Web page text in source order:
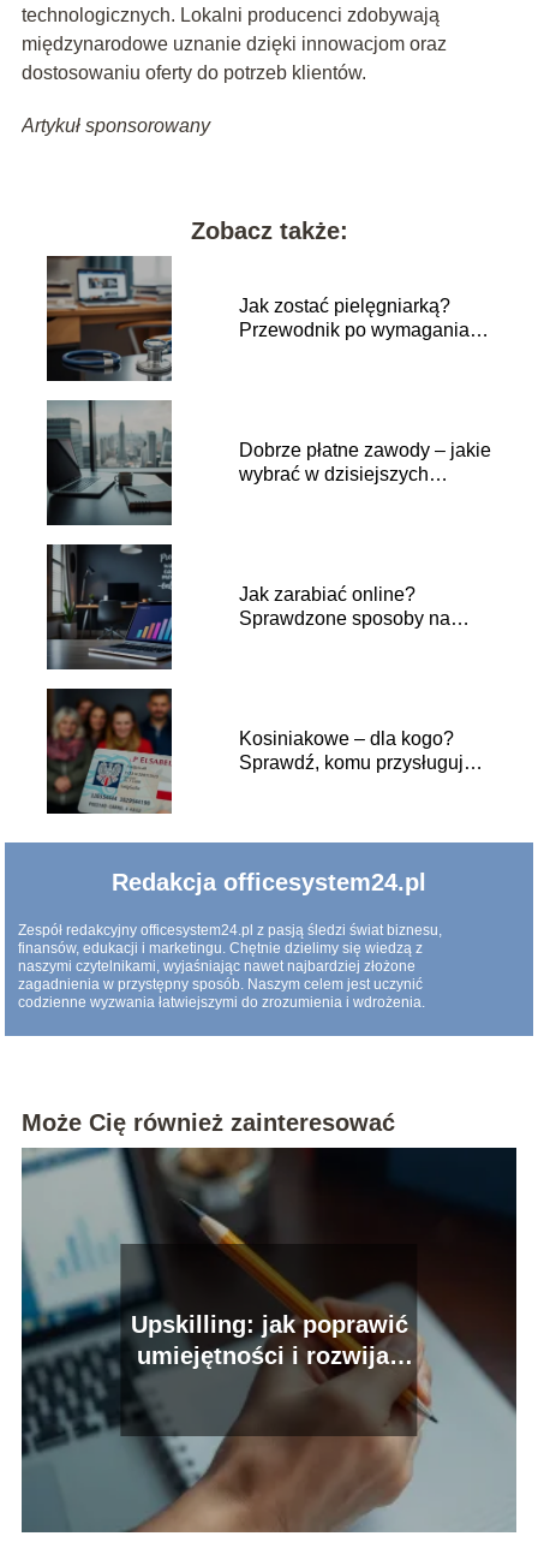
technologicznych. Lokalni producenci zdobywają
międzynarodowe uznanie dzięki innowacjom oraz
dostosowaniu oferty do potrzeb klientów.
Artykuł sponsorowany
Zobacz także:
Jak zostać pielęgniarką?
Przewodnik po wymaganiach
Dobrze płatne zawody – jakie
wybrać w dzisiejszych
Jak zarabiać online?
Sprawdzone sposoby na
Kosiniakowe – dla kogo?
Sprawdź, komu przysługuje
Redakcja officesystem24.pl
Zespół redakcyjny officesystem24.pl z pasją śledzi świat biznesu,
finansów, edukacji i marketingu. Chętnie dzielimy się wiedzą z
naszymi czytelnikami, wyjaśniając nawet najbardziej złożone
zagadnienia w przystępny sposób. Naszym celem jest uczynić
codzienne wyzwania łatwiejszymi do zrozumienia i wdrożenia.
Może Cię również zainteresować
Upskilling: jak poprawić
umiejętności i rozwijać
karierę?